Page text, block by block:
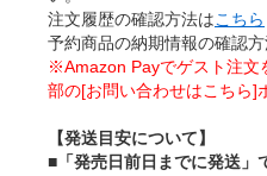
注文履歴の確認方法はこちら
予約商品の納期情報の確認方
※Amazon Payでゲスト注文
部の[お問い合わせはこちら]
【発送目安について】
■「発売日前日までに発送」